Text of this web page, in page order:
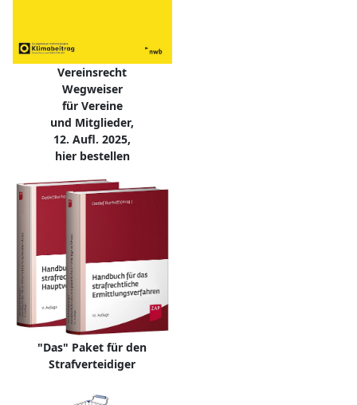
Vereinsrecht
Wegweiser
für Vereine
und Mitglieder,
12. Aufl. 2025,
hier bestellen
"Das" Paket für den
Strafverteidiger